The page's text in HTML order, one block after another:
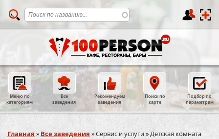
Меню по
категориям
Все
заведения
Рекомендуем
заведения
Поиск по
карте
Подбор по
параметрам
Вы здесь
Главная » Все заведения »Сервис и услуги»Детская комната